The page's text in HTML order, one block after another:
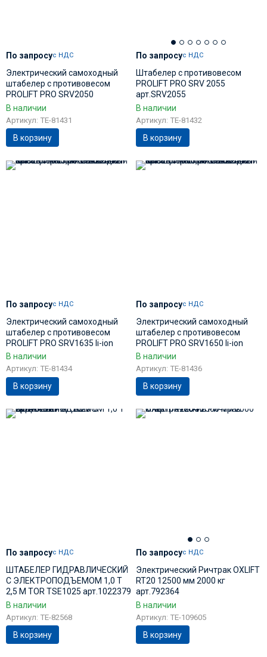
По запросус НДС
Электрический самоходный
штабелер с противовесом
PROLIFT PRO SRV2050
арт.SRV2050
В наличии
Артикул: TE-81431
В корзину
По запросус НДС
Штабелер с противовесом
PROLIFT PRO SRV 2055
арт.SRV2055
В наличии
Артикул: TE-81432
В корзину
По запросус НДС
Электрический самоходный
штабелер с противовесом
PROLIFT PRO SRV1635 li-ion
арт.SRV1635, АКБ 200 Aч Li-ion
В наличии
Артикул: TE-81434
В корзину
По запросус НДС
Электрический самоходный
штабелер с противовесом
PROLIFT PRO SRV1650 li-ion
арт.SRV1650, АКБ 200 Aч Li-ion
В наличии
Артикул: TE-81436
В корзину
По запросус НДС
ШТАБЕЛЕР ГИДРАВЛИЧЕСКИЙ
С ЭЛЕКТРОПОДЪЕМОМ 1,0 Т
2,5 М TOR TSE1025 арт.1022379
В наличии
Артикул: TE-82568
В корзину
По запросус НДС
Электрический Ричтрак OXLIFT
RT20 12500 мм 2000 кг
арт.792364
В наличии
Артикул: TE-109605
В корзину